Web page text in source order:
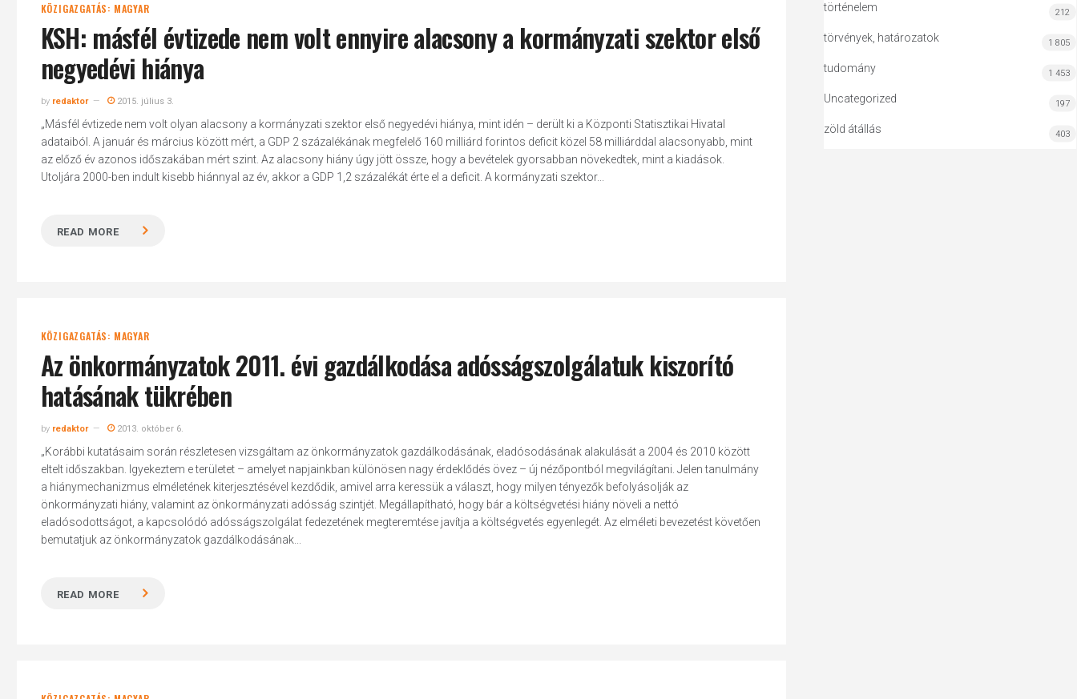
KÖZIGAZGATÁS: MAGYAR
KSH: másfél évtizede nem volt ennyire alacsony a kormányzati szektor első
negyedévi hiánya
by redaktor 2015. július 3.
„Másfél évtizede nem volt olyan alacsony a kormányzati szektor első negyedévi hiánya, mint idén – derült ki a Központi Statisztikai Hivatal
adataiból. A január és március között mért, a GDP 2 százalékának megfelelő 160 milliárd forintos deficit közel 58 milliárddal alacsonyabb, mint
az előző év azonos időszakában mért szint. Az alacsony hiány úgy jött össze, hogy a bevételek gyorsabban növekedtek, mint a kiadások.
Utoljára 2000-ben indult kisebb hiánnyal az év, akkor a GDP 1,2 százalékát érte el a deficit. A kormányzati szektor...
READ MORE
KÖZIGAZGATÁS: MAGYAR
Az önkormányzatok 2011. évi gazdálkodása adósságszolgálatuk kiszorító
hatásának tükrében
by redaktor 2013. október 6.
„Korábbi kutatásaim során részletesen vizsgáltam az önkormányzatok gazdálkodásának, eladósodásának alakulását a 2004 és 2010 között
eltelt időszakban. Igyekeztem e területet – amelyet napjainkban különösen nagy érdeklődés övez – új nézőpontból megvilágítani. Jelen tanulmány
a hiánymechanizmus elméletének kiterjesztésével kezdődik, amivel arra keressük a választ, hogy milyen tényezők befolyásolják az
önkormányzati hiány, valamint az önkormányzati adósság szintjét. Megállapítható, hogy bár a költségvetési hiány növeli a nettó
eladósodottságot, a kapcsolódó adósságszolgálat fedezetének megteremtése javítja a költségvetés egyenlegét. Az elméleti bevezetést követően
bemutatjuk az önkormányzatok gazdálkodásának...
READ MORE
történelem 212
törvények, határozatok 1 805
tudomány 1 453
Uncategorized 197
zöld átállás 403